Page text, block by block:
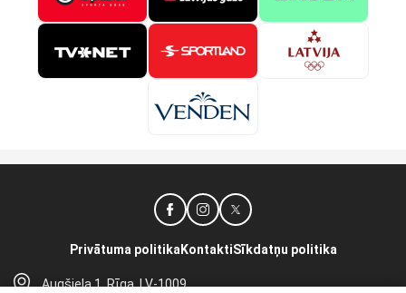
Augšiela 1, Rīga, LV-1009
Privātuma politika KontaktiSīkdatņu politika